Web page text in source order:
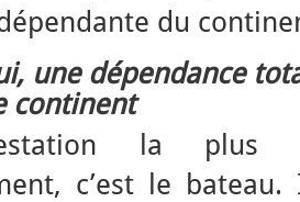
du
une dépendance
continent
la plus
c’est le